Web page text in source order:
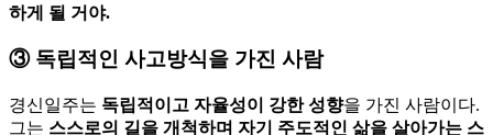
하게 될 거야.
③ 독립적인 사고방식을 가진 사람
경신일주는 독립적이고 자율성이 강한 성향을 가진 사람이다.
그는 스스로의 길을 개척하며 자기 주도적인 삶을 살아가는 스